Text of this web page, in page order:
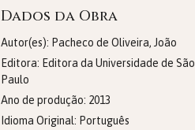
Dados da Obra
Autor(es): Pacheco de Oliveira, João
Editora: Editora da Universidade de São
Paulo
Ano de produção: 2013
Idioma Original: Português